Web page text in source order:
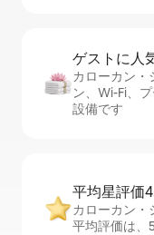
ゲストに人⁠
カローカン・
ン、Wi-Fi、
設備です
平均星評価
カローカン
平均評価は、